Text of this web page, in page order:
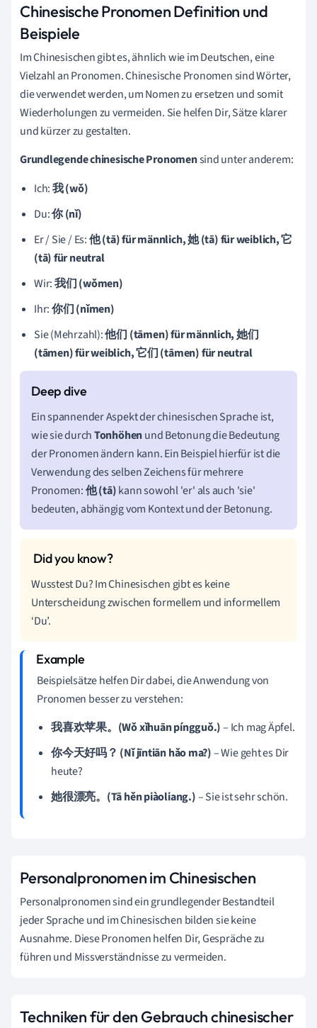
Chinesische Pronomen Definition und
Beispiele
Im Chinesischen gibt es, ähnlich wie im Deutschen, eine
Vielzahl an Pronomen. Chinesische Pronomen sind Wörter,
die verwendet werden, um Nomen zu ersetzen und somit
Wiederholungen zu vermeiden. Sie helfen Dir, Sätze klarer
und kürzer zu gestalten.
Grundlegende chinesische Pronomensind unter anderem:
Ich:我 (wǒ)
Du:你 (nǐ)
Er / Sie / Es:他 (tā) für männlich, 她 (tā) für weiblich, 它
(tā) für neutral
Wir:我们 (wǒmen)
Ihr:你们 (nǐmen)
Sie (Mehrzahl):他们 (tāmen) für männlich, 她们
(tāmen) für weiblich, 它们 (tāmen) für neutral
Ein spannender Aspekt der chinesischen Sprache ist,
wie sie durchTonhöhenund Betonung die Bedeutung
der Pronomen ändern kann. Ein Beispiel hierfür ist die
Verwendung des selben Zeichens für mehrere
Pronomen:他 (tā)kann sowohl 'er' als auch 'sie'
bedeuten, abhängig vom Kontext und der Betonung.
Wusstest Du? Im Chinesischen gibt es keine
Unterscheidung zwischen formellem und informellem
‘Du’.
Beispielsätze helfen Dir dabei, die Anwendung von
Pronomen besser zu verstehen:
我喜欢苹果。(Wǒ xǐhuān píngguǒ.)– Ich mag Äpfel.
你今天好吗？ (Nǐ jīntiān hǎo ma?)– Wie geht es Dir
heute?
她很漂亮。(Tā hěn piàoliang.)– Sie ist sehr schön.
Personalpronomen im Chinesischen
Personalpronomen sind ein grundlegender Bestandteil
jeder Sprache und im Chinesischen bilden sie keine
Ausnahme. Diese Pronomen helfen Dir, Gespräche zu
führen und Missverständnisse zu vermeiden.
Techniken für den Gebrauch chinesischer